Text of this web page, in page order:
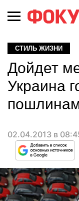
СТИЛЬ ЖИЗНИ
Дойдет
Украина
02.04.2013 в